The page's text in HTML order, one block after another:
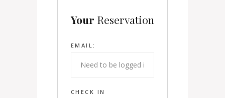
Your Reservation
EMAIL:
CHECK IN